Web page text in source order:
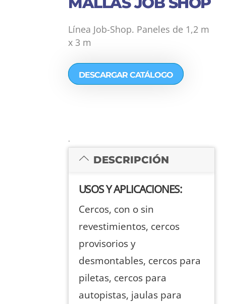
Línea Job-Shop. Paneles de 1,2 m
x 3 m
DESCARGAR CATÁLOGO
.
DESCRIPCIÓN
USOS Y APLICACIONES:
Cercos, con o sin
revestimientos, cercos
provisorios y
desmontables, cercos para
piletas, cercos para
autopistas, jaulas para